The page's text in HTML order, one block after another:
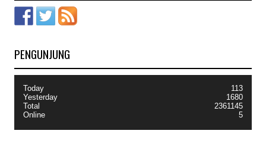
PENGUNJUNG
Today
Yesterday
Total
Online
113
1680
2361145
5